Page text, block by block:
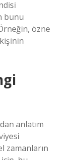
bunu
özne
anlatım
zamanların